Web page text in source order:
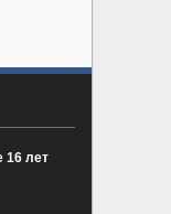
16 лет